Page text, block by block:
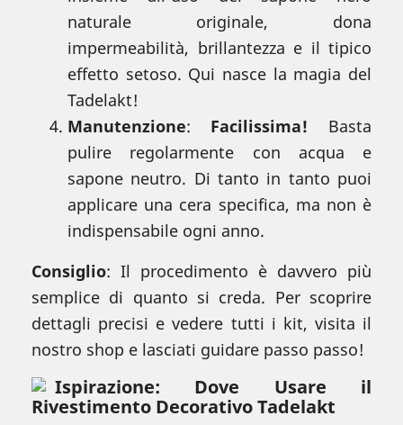
naturale originale, dona
impermeabilità, brillantezza e il tipico
effetto setoso. Qui nasce la magia del
Tadelakt!
Manutenzione: Facilissima! Basta
pulire regolarmente con acqua e
sapone neutro. Di tanto in tanto puoi
applicare una cera specifica, ma non è
indispensabile ogni anno.
Consiglio: Il procedimento è davvero più
semplice di quanto si creda. Per scoprire
dettagli precisi e vedere tutti i kit, visita il
nostro shop e lasciati guidare passo passo!
Ispirazione: Dove Usare il
Rivestimento Decorativo Tadelakt